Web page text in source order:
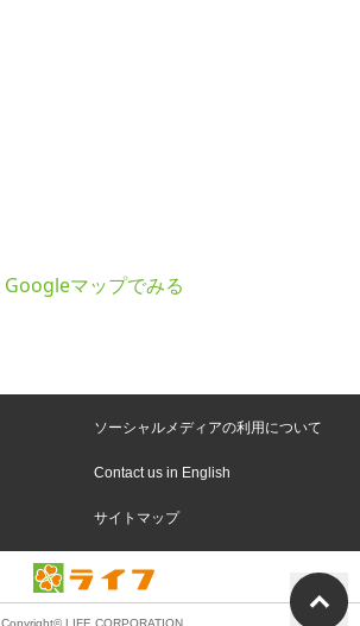
Googleマップでみる
ソーシャルメディアの利用について
Contact us in English
サイトマップ